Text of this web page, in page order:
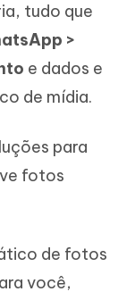
tudo que
>
e dados e
de mídia.
para
fotos
de fotos
você,